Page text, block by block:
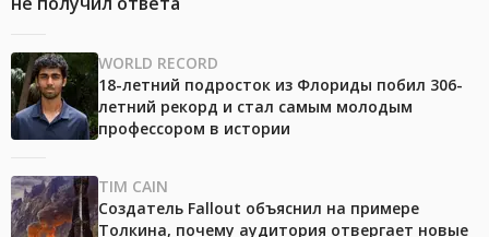
WORLD RECORD
18-летний подросток из Флориды побил 306-
летний рекорд и стал самым молодым
профессором в истории
TIM CAIN
Создатель Fallout объяснил на примере
Толкина, почему аудитория отвергает новые